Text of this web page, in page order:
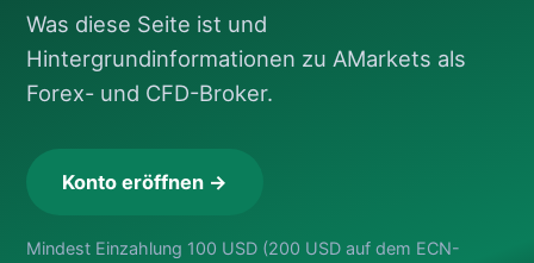
Was diese Seite ist und
Hintergrundinformationen zu AMarkets als
Forex- und CFD-Broker.
Konto eröffnen →
Mindest Einzahlung 100 USD (200 USD auf dem ECN-